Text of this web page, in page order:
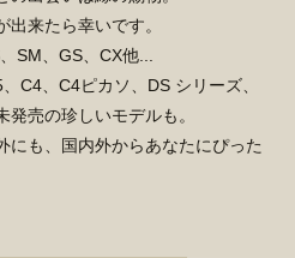
来たら幸いです。
SM、GS、CX他...
C4、C4ピカソ、DS シリーズ、
売の珍しいモデルも。
にも、国内外からあなたにぴった